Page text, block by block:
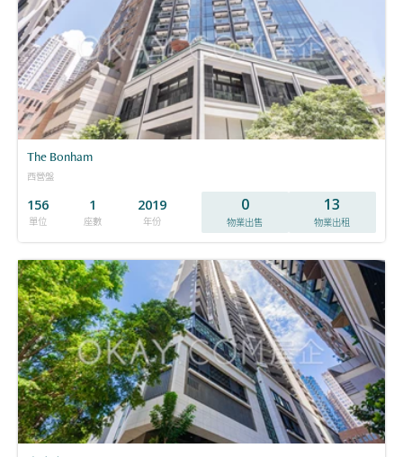
The Bonham
西營盤
156
單位
1
座數
2019
年份
0
物業出售
13
物業出租